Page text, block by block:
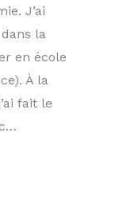
J’ai
la
en école
À la
fait le